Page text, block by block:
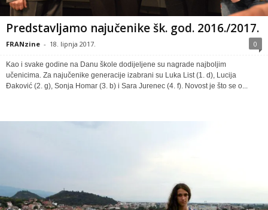
Predstavljamo najučenike šk. god. 2016./2017.
FRANzine - 18. lipnja 2017. 0
Kao i svake godine na Danu škole dodijeljene su nagrade najboljim
učenicima. Za najučenike generacije izabrani su Luka List (1. d), Lucija
Đaković (2. g), Sonja Homar (3. b) i Sara Jurenec (4. f). Novost je što se o...